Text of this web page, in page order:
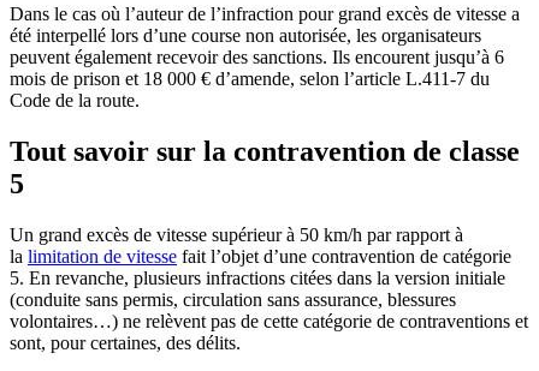
Dans le cas où l’auteur de l’infraction pour grand excès de vitesse a
été interpellé lors d’une course non autorisée, les organisateurs
peuvent également recevoir des sanctions. Ils encourent jusqu’à 6
mois de prison et 18 000 € d’amende, selon l’article L.411-7 du
Code de la route.
Tout savoir sur la contravention de classe
5
Un grand excès de vitesse supérieur à 50 km/h par rapport à
la limitation de vitesse fait l’objet d’une contravention de catégorie
5. En revanche, plusieurs infractions citées dans la version initiale
(conduite sans permis, circulation sans assurance, blessures
volontaires…) ne relèvent pas de cette catégorie de contraventions et
sont, pour certaines, des délits.